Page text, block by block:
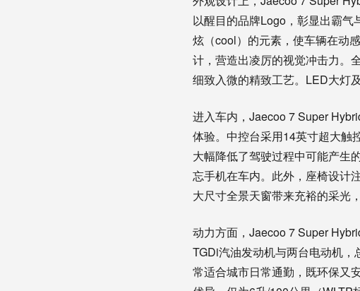
以醒目的品牌Logo，彰显出霸气
炫（cool）的元素，使车辆在动
计，营造出凌厉的视觉冲击力。
细致入微的精致工艺。LED大灯
进入车内，Jaecoo 7 Super
体验。中控台采用14英寸超大触
大幅降低了驾驶过程中可能产生
忘手机在车内。此外，座椅设计
大尺寸全景天窗带来充裕的采光
动力方面，Jaecoo 7 Super
TGDi汽油发动机与两台电动机
常适合城市日常通勤，既环保又